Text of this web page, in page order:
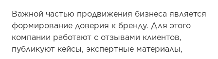
Важной частью продвижения бизнеса является
формирование доверия к бренду. Для этого
компании работают с отзывами клиентов,
публикуют кейсы, экспертные материалы,